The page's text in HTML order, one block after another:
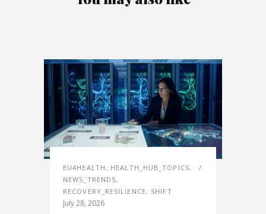
EU4HEALTH , HEALTH_HUB_TOPICS,
NEWS_TRENDS,
RECOVERY_RESILIENCE, SHIFT
July 28, 2026